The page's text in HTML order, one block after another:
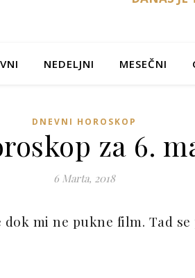
NEDELJNI MESEČNI
DNEVNI HOROSKOP
za 6.
6 Marta, 2018
dok mi ne pukne film. Tad